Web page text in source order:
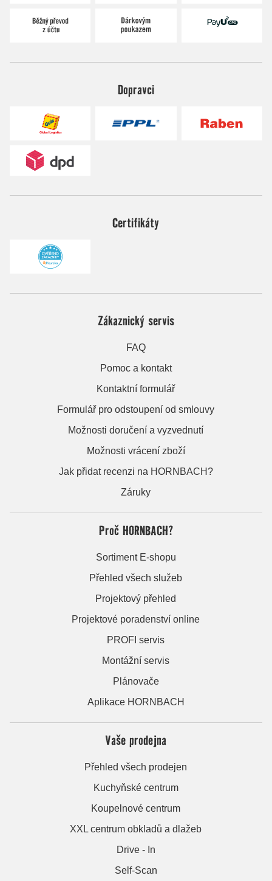
Dopravci
Certifikáty
Zákaznický servis
FAQ
Pomoc a kontakt
Kontaktní formulář
Formulář pro odstoupení od smlouvy
Možnosti doručení a vyzvednutí
Možnosti vrácení zboží
Jak přidat recenzi na HORNBACH?
Záruky
Proč HORNBACH?
Sortiment E-shopu
Přehled všech služeb
Projektový přehled
Projektové poradenství online
PROFI servis
Montážní servis
Plánovače
Aplikace HORNBACH
Vaše prodejna
Přehled všech prodejen
Kuchyňské centrum
Koupelnové centrum
XXL centrum obkladů a dlažeb
Drive - In
Self-Scan